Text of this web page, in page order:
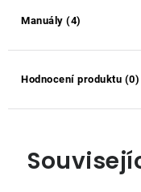
Manuály (4)
Hodnocení produktu (0)